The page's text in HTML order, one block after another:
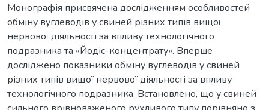
Монографія присвячена дослідженням особливостей
обміну вуглеводів у свиней різних типів вищої
нервової діяльності за впливу технологічного
подразника та «Йодіс-концентрату». Вперше
досліджено показники обміну вуглеводів у свиней
різних типів вищої нервової діяльності за впливу
технологічного подразника. Встановлено, що у свиней